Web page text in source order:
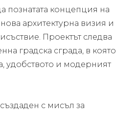
познатата концепция на
архитектурна визия и
Проектът следва
градска сграда, в която
удобството и модерният
с мисъл за